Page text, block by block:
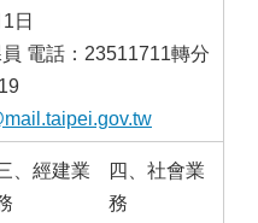
日
電話：23511711轉分
、經建業
四、社會業
務